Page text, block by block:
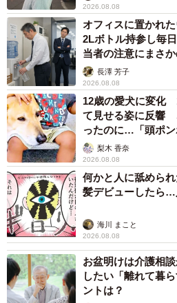
──第1話冒頭から登場した、作曲
さんの演技も楽しみです。
福岡 羽鳥善一はとても重要な役
とってキーパーソンとなる人です
て、とにかく歌を作って人を楽し
に楽しみたいという人。僕は大河
（2021年）で草彅さんとご一緒し
を〜』では徳川慶喜という、時代
しなければいけない、非常に難
ました。その中で、今度ご一緒す
さんが本来持っている「明るさ」
いいな、面白いんだろうなと思っ
『ブギウギ』のキャスティング
も歌の力を信じて、明るく前に進
2026.08.08
オフィスに置かれ
2Lボトル持参し毎
当者の注意にまさ
説】長澤 芳子
2026.08.08
12歳の愛犬に変化
て見せる姿に反響
ったのに…「頭ポン
「尊…」
梨木 香奈
2026.08.08
何かと人に舐めら
髪デビューしたら…
海川 まこと
2026.08.08
お盆明けは介護相
したい「離れて暮
ントは？